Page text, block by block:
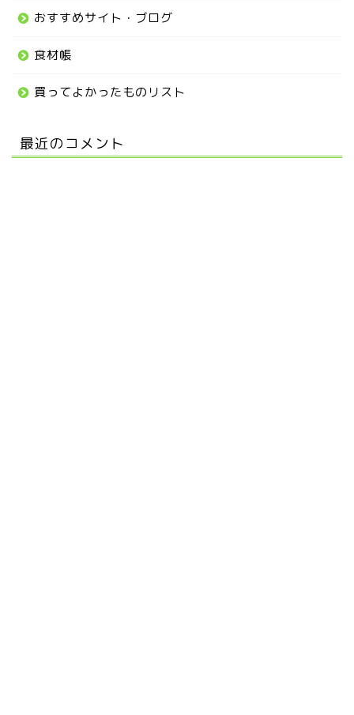
おすすめサイト・ブログ
食材帳
買ってよかったものリスト
最近のコメント